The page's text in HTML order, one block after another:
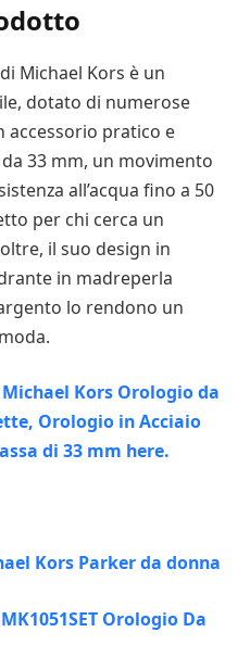
Michael Kors è un
dotato di numerose
accessorio pratico e
33 mm, un movimento
all’acqua fino a 50
per chi cerca un
il suo design in
in madreperla
lo rendono un
Kors Parker da donna
Orologio Da